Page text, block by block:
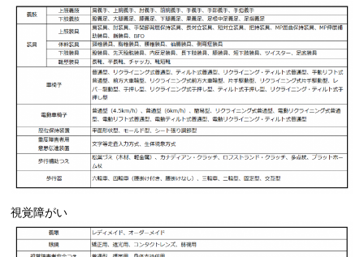
視覚障がい